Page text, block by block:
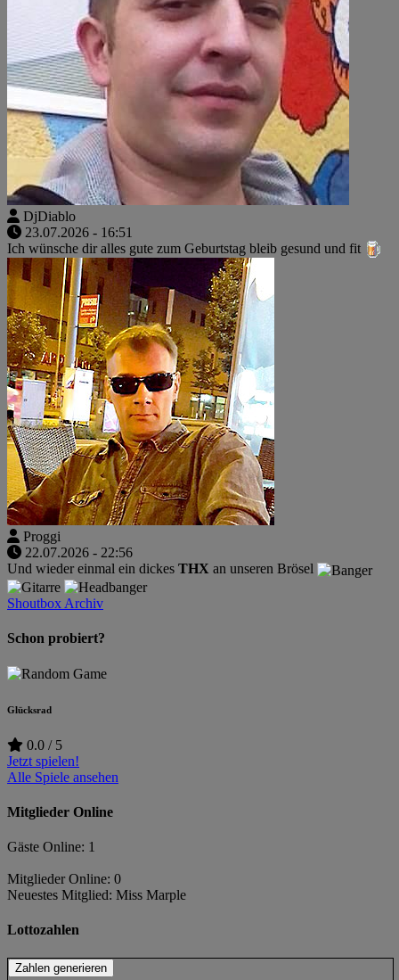
DjDiablo
23.07.2026 - 16:51
Ich wünsche dir alles gute zum Geburtstag bleib gesund und fit
Proggi
22.07.2026 - 22:56
Und wieder einmal ein dickes THX an unseren Brösel
Shoutbox Archiv
Schon probiert?
Glücksrad
0.0 / 5
Jetzt spielen!
Alle Spiele ansehen
Mitglieder Online
Gäste Online: 1
Mitglieder Online: 0
Neuestes Mitglied: Miss Marple
Lottozahlen